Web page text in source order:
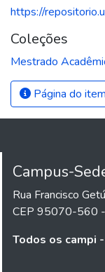
https://
Coleções
Mestrado
Página do
Campus-
Rua Francisco
CEP 95070-560 -
Todos os campi